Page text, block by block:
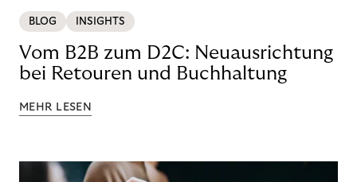
BLOG INSIGHTS
Vom B2B zum D2C: Neuausrichtung
bei Retouren und Buchhaltung
MEHR LESEN